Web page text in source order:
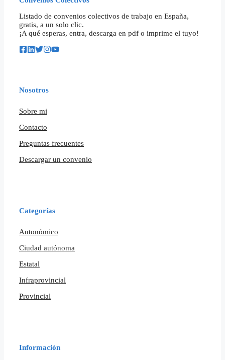
Listado de convenios colectivos de trabajo en España,
gratis, a un solo clic.
¡A qué esperas, entra, descarga en pdf o imprime el tuyo!
Nosotros
Sobre mi
Contacto
Preguntas frecuentes
Descargar un convenio
Categorías
Autonómico
Ciudad autónoma
Estatal
Infraprovincial
Provincial
Información